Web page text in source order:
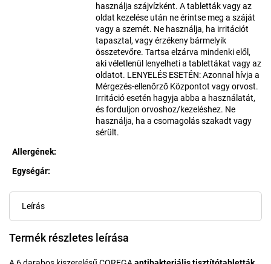
használja szájvízként. A tabletták vagy az
oldat kezelése után ne érintse meg a száját
vagy a szemét. Ne használja, ha irritációt
tapasztal, vagy érzékeny bármelyik
összetevőre. Tartsa elzárva mindenki elől,
aki véletlenül lenyelheti a tablettákat vagy az
oldatot. LENYELÉS ESETÉN: Azonnal hívja a
Mérgezés-ellenőrző Központot vagy orvost.
Irritáció esetén hagyja abba a használatát,
és forduljon orvoshoz/kezeléshez. Ne
használja, ha a csomagolás szakadt vagy
sérült.
Allergének:
Egységár:
Leírás
Termék részletes leírása